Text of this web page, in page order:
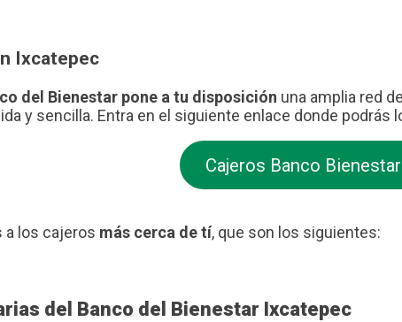
Ixcatepec
del Bienestar pone a tu disposición una amplia red
y sencilla. Entra en el siguiente enlace donde
Cajeros Banco Bienestar
a los cajeros más cerca de tí, que son los siguientes:
del Banco del Bienestar Ixcatepec